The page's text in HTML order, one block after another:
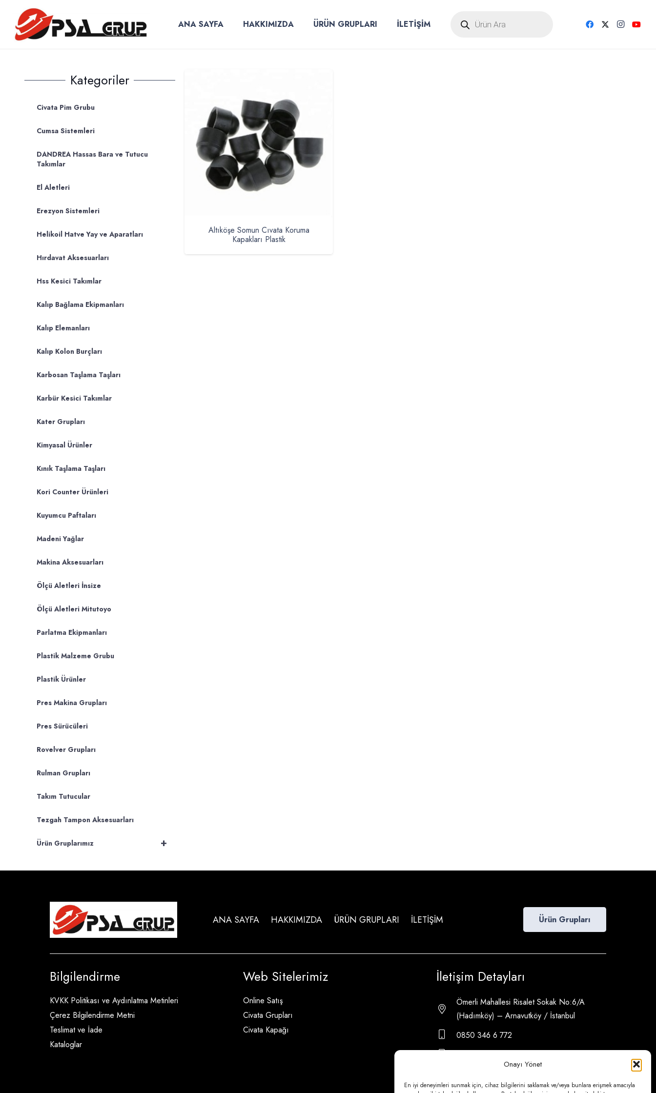
Onayı Yönet
En iyi deneyimleri sunmak için, cihaz bilgilerini saklamak ve/veya bunlara erişmek amacıyla
ANA SAYFA HAKKIMIZDA ÜRÜN GRUPLARI İLETİŞİM search
Kategoriler
Civata Pim Grubu
Cumsa Sistemleri
DANDREA Hassas Bara ve Tutucu
Takımlar
El Aletleri
Erezyon Sistemleri
Helikoil Hatve Yay ve Aparatları
Hırdavat Aksesuarları
Hss Kesici Takımlar
Kalıp Bağlama Ekipmanları
Kalıp Elemanları
Kalıp Kolon Burçları
Karbosan Taşlama Taşları
Karbür Kesici Takımlar
Kater Grupları
Kimyasal Ürünler
Kınık Taşlama Taşları
Kori Counter Ürünleri
Kuyumcu Paftaları
Madeni Yağlar
Makina Aksesuarları
Ölçü Aletleri İnsize
Ölçü Aletleri Mitutoyo
Parlatma Ekipmanları
Plastik Malzeme Grubu
Plastik Ürünler
Pres Makina Grupları
Pres Sürücüleri
Rovelver Grupları
Rulman Grupları
Takım Tutucular
Tezgah Tampon Aksesuarları
+
Ürün Gruplarımız
Altıköşe Somun Cıvata Koruma
Kapakları Plastik
ANA SAYFA HAKKIMIZDA ÜRÜN GRUPLARI İLETİŞİM Ürün Grupları
Bilgilendirme
KVKK Politikası ve Aydınlatma Metinleri
Çerez Bilgilendirme Metni
Teslimat ve İade
Kataloglar
Web Sitelerimiz
Online Satış
Civata Grupları
Civata Kapağı
İletişim Detayları
Ömerli Mahallesi Risalet Sokak No:6/A
(Hadımköy) – Arnavutköy / İstanbul
0850 346 6 772